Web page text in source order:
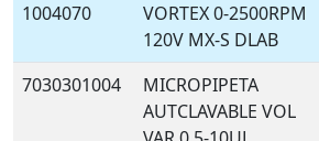
1004070
VORTEX 0-2500RPM
120V MX-S DLAB
7030301004
MICROPIPETA
AUTCLAVABLE VOL